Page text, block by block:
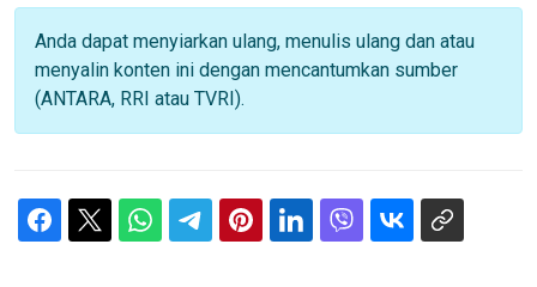
Anda dapat menyiarkan ulang, menulis ulang dan atau
menyalin konten ini dengan mencantumkan sumber
(ANTARA, RRI atau TVRI).